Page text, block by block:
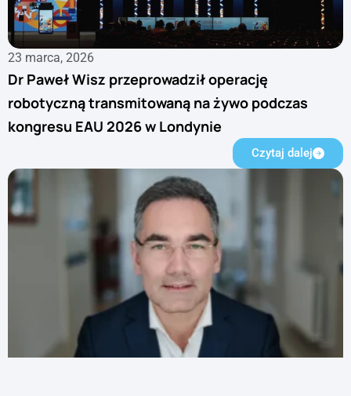
23 marca, 2026
Dr Paweł Wisz przeprowadził operację
robotyczną transmitowaną na żywo podczas
kongresu EAU 2026 w Londynie
Czytaj dalej